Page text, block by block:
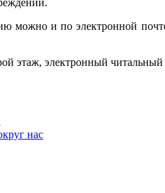
можно и по электронной
этаж, электронный читальный
нас